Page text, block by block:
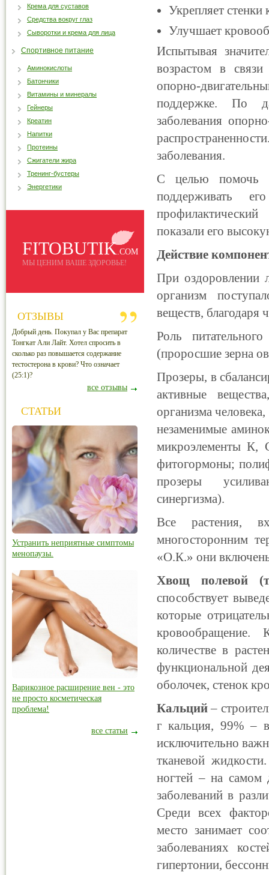
Укрепляет
Улучшает
Испытывая
возрастом в
опорно-
поддержке. По
заболевания
заболевания.
С целью помочь
поддерживать
показали его
Действие
При оздоровлении
организм
веществ, благодаря
Роль
(проросшие зерна
Прозеры, в
активные
организма
незаменимые
микроэлементы К,
фитогормоны;
прозеры
синергизма).
Все растения,
многосторонним
«О.К.» они
Хвощ полевой
способствует
которые
кровообращение.
количестве в
функциональной
оболочек, стенок
Кальций–
г кальция, 99% –
исключительно
тканевой
ногтей – на самом
заболеваний в
Среди всех
место занимает
заболеваниях
гипертонии,
Крема для суставов
Средства вокруг глаз
Сыворотки и крема для лица
Спортивное питание
Аминокислоты
Батончики
Витамины и минералы
Гейнеры
Креатин
Напитки
Протеины
Сжигатели жира
Тренинг-бустеры
Энергетики
FITOBUTIK.COM
МЫ ЦЕНИМ ВАШЕ ЗДОРОВЬЕ!
ОТЗЫВЫ
Добрый день. Покупал у Вас препарат
Тонгкат Али Лайт. Хотел спросить в
сколько раз повышается содержание
тестостерона в крови? Что означает
(25:1)?
все отзывы
СТАТЬИ
Устранить неприятные симптомы
менопаузы.
Варикозное расширение вен - это
не просто косметическая
проблема!
все статьи